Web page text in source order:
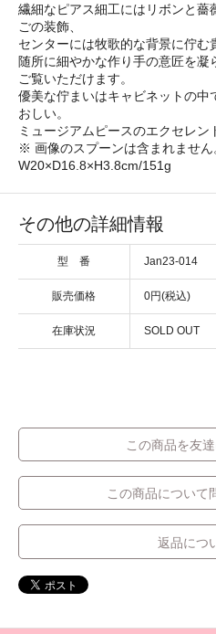
繊細なピアス細工にはリボンと
ごの装飾、
センターには牧歌的な背景に佇む
随所に細やかな作り手の意匠を
ご覧いただけます。
優美な佇まいはキャビネットの中
おしい。
ミュージアムピースのエクセレン
※ 画像のスプーンは含まれません
W20×D16.8×H3.8cm/151g
その他の詳細情報
型 番 Jan23-014
販売価格 0円(税込)
在庫状況 SOLD OUT
この商品を友
この商品について
返品につ